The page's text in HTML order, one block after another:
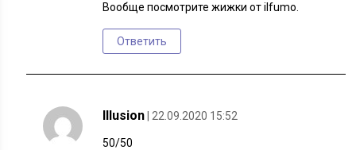
Вообще посмотрите жижки от ilfumo.
Ответить
Illusion | 22.09.2020 15:52
50/50